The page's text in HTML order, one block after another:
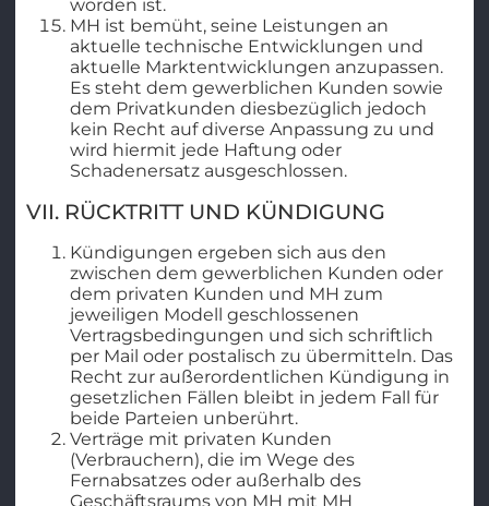
worden ist.
MH ist bemüht, seine Leistungen an
aktuelle technische Entwicklungen und
aktuelle Marktentwicklungen anzupassen.
Es steht dem gewerblichen Kunden sowie
dem Privatkunden diesbezüglich jedoch
kein Recht auf diverse Anpassung zu und
wird hiermit jede Haftung oder
Schadenersatz ausgeschlossen.
VII. RÜCKTRITT UND KÜNDIGUNG
Kündigungen ergeben sich aus den
zwischen dem gewerblichen Kunden oder
dem privaten Kunden und MH zum
jeweiligen Modell geschlossenen
Vertragsbedingungen und sich schriftlich
per Mail oder postalisch zu übermitteln. Das
Recht zur außerordentlichen Kündigung in
gesetzlichen Fällen bleibt in jedem Fall für
beide Parteien unberührt.
Verträge mit privaten Kunden
(Verbrauchern), die im Wege des
Fernabsatzes oder außerhalb des
Geschäftsraums von MH mit MH